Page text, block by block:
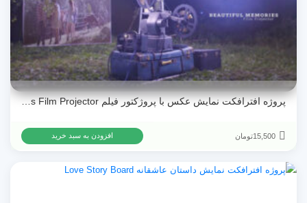
پروژه افترافکت نمایش عکس با پروژکتور فیلم Beautiful Memories Film Projector
15,500تومان افزودن به سبد خرید